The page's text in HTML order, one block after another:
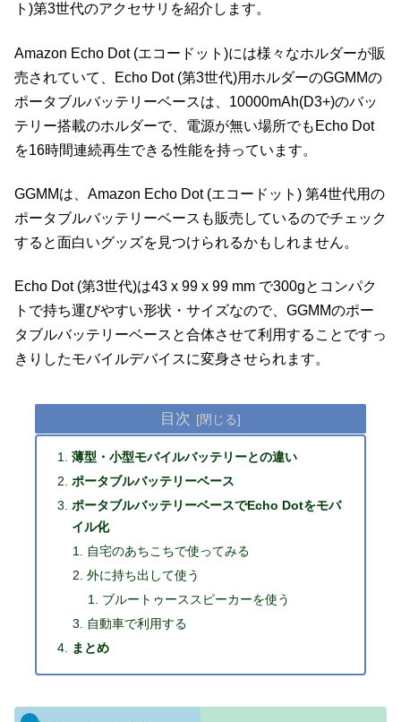
ト)第3世代のアクセサリを紹介します。
Amazon Echo Dot (エコードット)には様々なホルダーが販
売されていて、Echo Dot (第3世代)用ホルダーのGGMMの
ポータブルバッテリーベースは、10000mAh(D3+)のバッ
テリー搭載のホルダーで、電源が無い場所でもEcho Dot
を16時間連続再生できる性能を持っています。
GGMMは、Amazon Echo Dot (エコードット) 第4世代用の
ポータブルバッテリーベースも販売しているのでチェック
すると面白いグッズを見つけられるかもしれません。
Echo Dot (第3世代)は43 x 99 x 99 mm で300gとコンパク
トで持ち運びやすい形状・サイズなので、GGMMのポー
タブルバッテリーベースと合体させて利用することですっ
きりしたモバイルデバイスに変身させられます。
目次
薄型・小型モバイルバッテリーとの違い
ポータブルバッテリーベース
ポータブルバッテリーベースでEcho Dotをモバ
イル化
自宅のあちこちで使ってみる
外に持ち出して使う
ブルートゥーススピーカーを使う
自動車で利用する
まとめ